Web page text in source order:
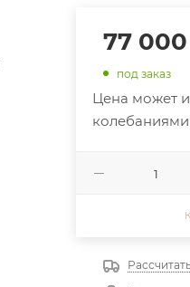
77 000
под заказ
Цена может